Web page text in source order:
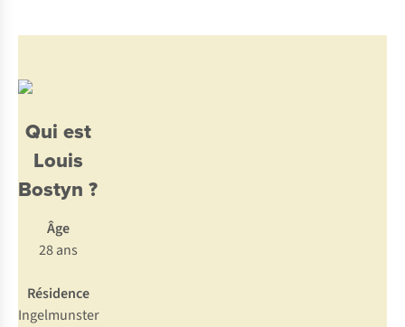
Qui est
Louis
Bostyn ?
Âge
28 ans
Résidence
Ingelmunster